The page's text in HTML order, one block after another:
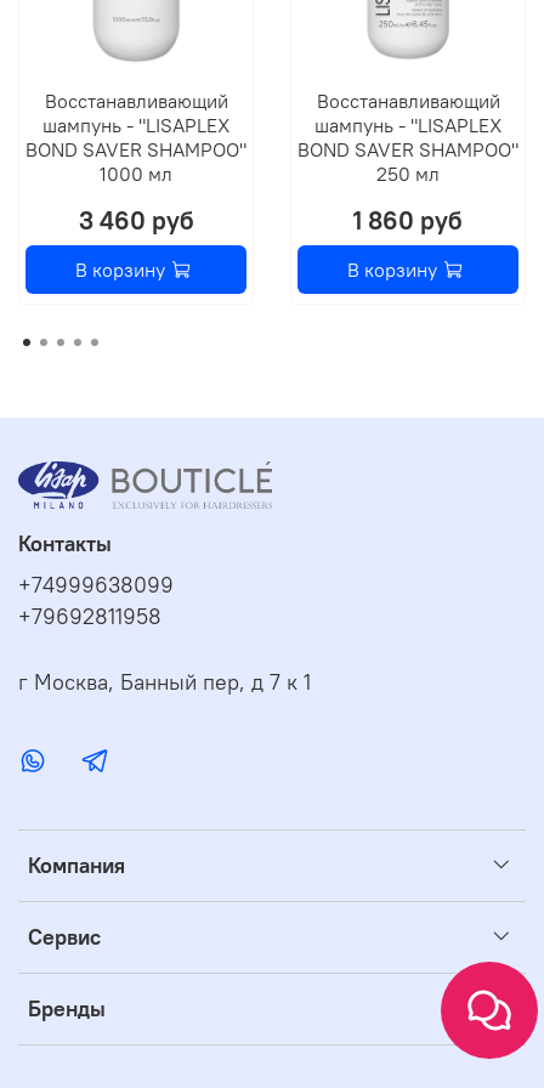
Восстанавливающий
шампунь - "LISAPLEX
BOND SAVER SHAMPOO"
1000 мл
3 460 руб
В корзину
Восстанавливающий
шампунь - "LISAPLEX
BOND SAVER SHAMPOO"
250 мл
1 860 руб
В корзину
Компания
Сервис
Бренды
Контакты
+74999638099
+79692811958
г Москва, Банный пер, д 7 к 1